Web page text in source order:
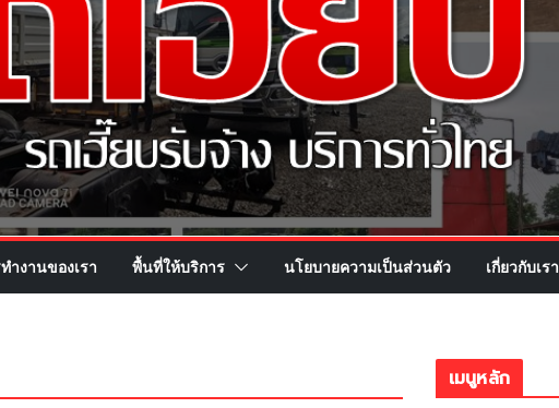
ำงานของเรา พื้นที่ให้บริการ นโยบายความเป็นส่วนตัว เกี่ยวกับเรา
เมนูหลัก